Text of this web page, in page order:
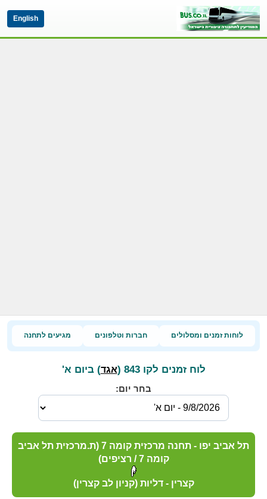
English
לוחות זמנים ומסלולים חברות וטלפונים מגיעים לתחנה
לוח זמנים לקו 843 ( אגד) ביום א'
בחר יום:
תל אביב יפו - תחנה מרכזית קומה 7 (ת.מרכזית תל אביב
קומה 7 / רציפים)
קצרין - דליות (קניון לב קצרין)